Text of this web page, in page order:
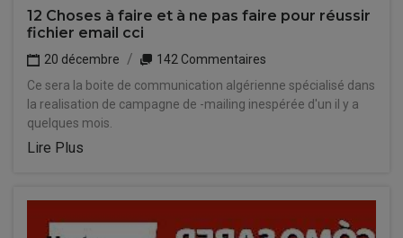
12 Choses à faire et à ne pas faire pour réussir
fichier email cci
20 décembre
142 Commentaires
Ce sera la boite de communication algérienne spécialisé dans
la realisation de campagne de -mailing inespérée d'un il y a
quelques mois.
Lire Plus